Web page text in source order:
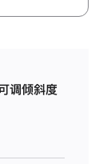
倾斜度